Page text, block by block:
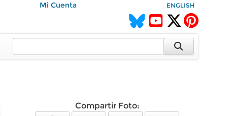
Mi Cuenta ENGLISH
Compartir Foto: